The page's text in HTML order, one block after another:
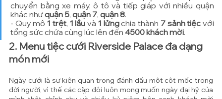
chuyển bằng xe máy, ô tô và tiếp giáp với nhiều quận
khác như quận 5, quận 7, quận 8.
- Quy mô 1 trệt, 1 lầu và 1 lửng chia thành 7 sảnh tiệc với
tổng sức chứa cùng lúc lên đến 4500 khách mời.
2. Menu tiệc cưới Riverside Palace đa dạng
món mới
Ngày cưới là sự kiện quan trọng đánh dấu một cột mốc trong
đời người, vì thế các cặp đôi luôn mong muốn ngày đại hỷ của